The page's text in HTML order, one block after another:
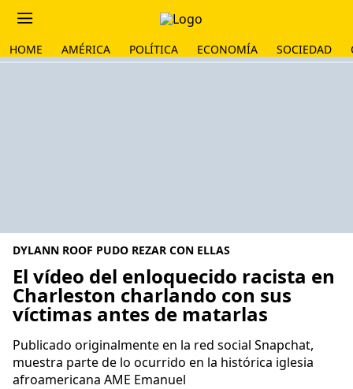
HOME AMÉRICA POLÍTICA ECONOMÍA SOCIEDAD
DYLANN ROOF PUDO REZAR CON ELLAS
El vídeo del enloquecido racista en
Charleston charlando con sus
víctimas antes de matarlas
Publicado originalmente en la red social Snapchat,
muestra parte de lo ocurrido en la histórica iglesia
afroamericana AME Emanuel